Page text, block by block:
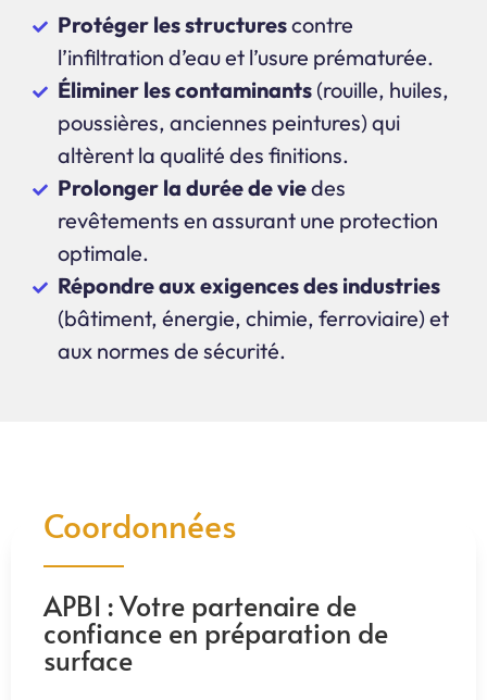
Protéger les structurescontre
l’infiltration d’eau et l’usure prématurée.
Éliminer les contaminants(rouille, huiles,
poussières, anciennes peintures) qui
altèrent la qualité des finitions.
Prolonger la durée de viedes
revêtements en assurant une protection
optimale.
Répondre aux exigences des industries
(bâtiment, énergie, chimie, ferroviaire) et
aux normes de sécurité.
Coordonnées
APBI : Votre partenaire de
confiance en préparation de
surface